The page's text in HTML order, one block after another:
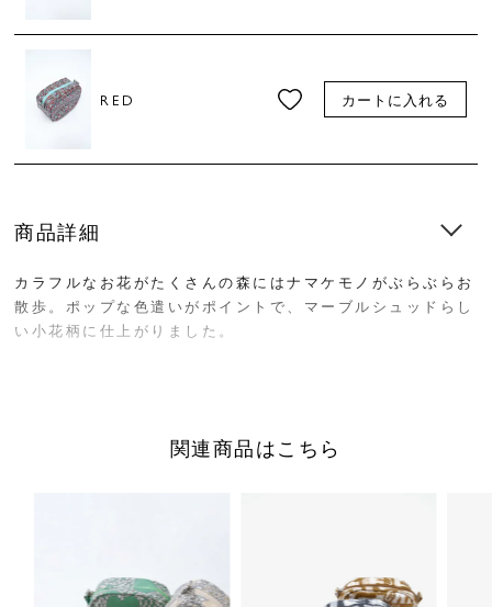
RED カートに入れる
商品詳細
カラフルなお花がたくさんの森にはナマケモノがぶらぶらお
散歩。ポップな色遣いがポイントで、マーブルシュッドらし
い小花柄に仕上がりました。
ネート加工を施しました。関連商品はこちら